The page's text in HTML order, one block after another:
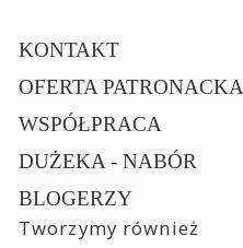
KONTAKT
OFERTA PATRONACKA
WSPÓŁPRACA
DUŻEKA - NABÓR
BLOGERZY
Tworzymy również